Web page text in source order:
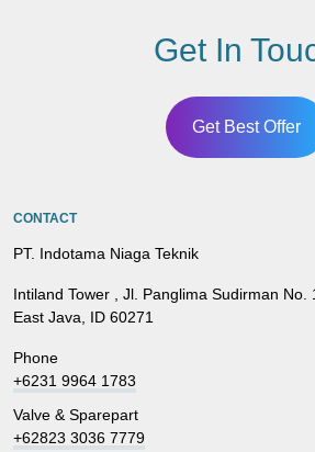
Get In
Get Best Offer
CONTACT
PT. Indotama Niaga Teknik
Intiland Tower , Jl. Panglima Sudirman No.
East Java, ID 60271
Phone
+6231 9964 1783
Valve & Sparepart
+62823 3036 7779